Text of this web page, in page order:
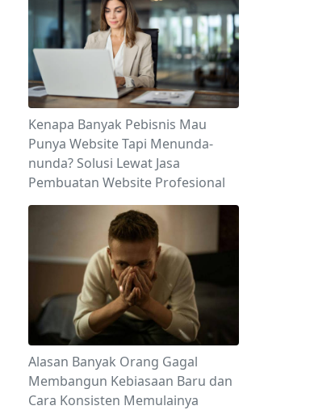
Kenapa Banyak Pebisnis Mau
Punya Website Tapi Menunda-
nunda? Solusi Lewat Jasa
Pembuatan Website Profesional
Alasan Banyak Orang Gagal
Membangun Kebiasaan Baru dan
Cara Konsisten Memulainya